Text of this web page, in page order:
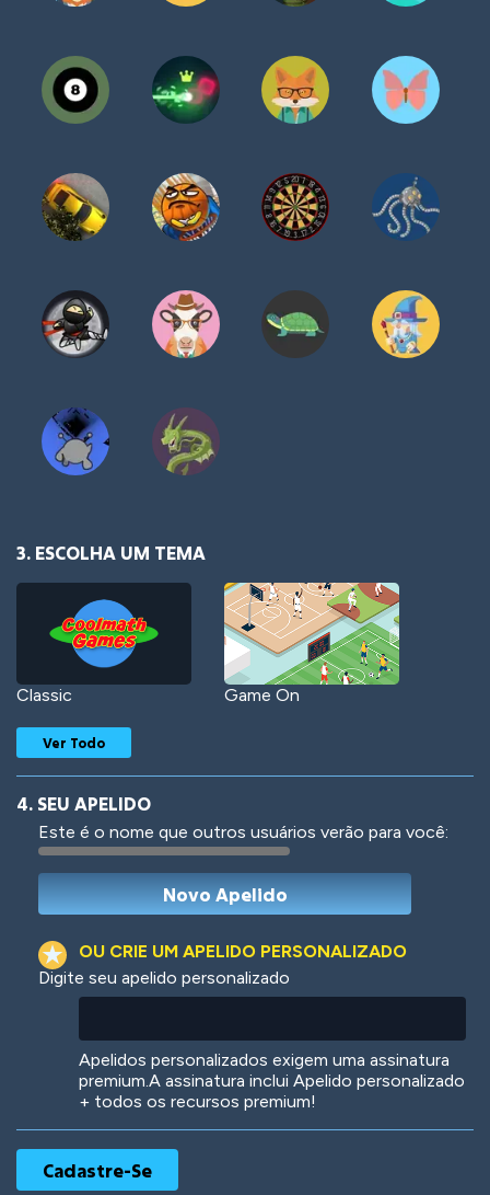
3. ESCOLHA UM TEMA
Classic Game On
Woof Jungle Cats
Ver Todo
4. SEU APELIDO
Este é o nome que outros usuários verão para você:
OU CRIE UM APELIDO PERSONALIZADO
Digite seu apelido personalizado
Apelidos personalizados exigem uma assinatura
premium.A assinatura inclui Apelido personalizado
+ todos os recursos premium!